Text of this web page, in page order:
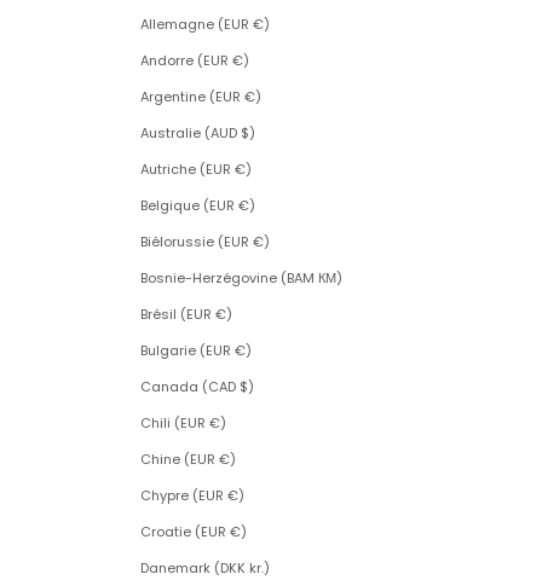
Allemagne (EUR €)
Andorre (EUR €)
Argentine (EUR €)
Australie (AUD $)
Autriche (EUR €)
Belgique (EUR €)
Biélorussie (EUR €)
Bosnie-Herzégovine (BAM КМ)
Brésil (EUR €)
Bulgarie (EUR €)
Canada (CAD $)
Chili (EUR €)
Chine (EUR €)
Chypre (EUR €)
Croatie (EUR €)
Danemark (DKK kr.)